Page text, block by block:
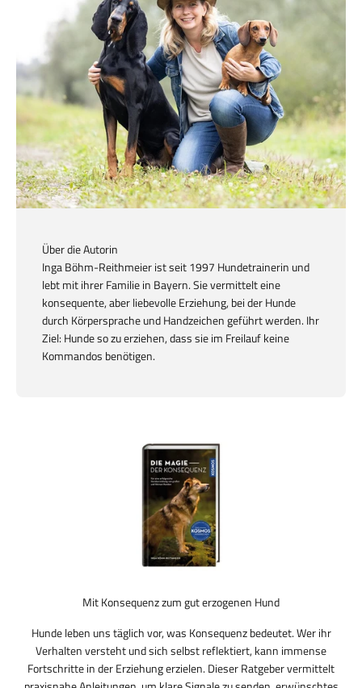
Über die Autorin
Inga Böhm-Reithmeier ist seit 1997 Hundetrainerin und
lebt mit ihrer Familie in Bayern. Sie vermittelt eine
konsequente, aber liebevolle Erziehung, bei der Hunde
durch Körpersprache und Handzeichen geführt werden. Ihr
Ziel: Hunde so zu erziehen, dass sie im Freilauf keine
Kommandos benötigen.
Mit Konsequenz zum gut erzogenen Hund
Hunde leben uns täglich vor, was Konsequenz bedeutet. Wer ihr
Verhalten versteht und sich selbst reflektiert, kann immense
Fortschritte in der Erziehung erzielen. Dieser Ratgeber vermittelt